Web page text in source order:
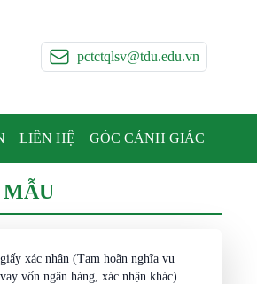
pctctqlsv@tdu.edu.vn
LIÊN HỆ GÓC CẢNH GIÁC
xác nhận (Tạm hoãn nghĩa vụ
vốn ngân hàng, xác nhận khác)